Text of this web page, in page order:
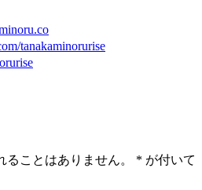
tanakaminorurise
ことはありません。 * が付いて